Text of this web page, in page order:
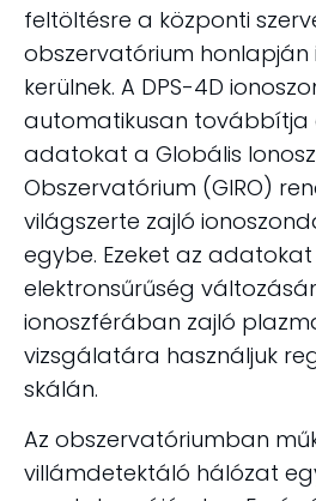
feltöltésre a központi
obszervatórium honlapján
kerülnek. A DPS-4D
automatikusan
adatokat a Globális
Obszervatórium (GIRO)
világszerte zajló
egybe. Ezeket az
elektronsűrűség
ionoszférában zajló
vizsgálatára használjuk
skálán.
Az obszervatóriumban
villámdetektáló hálózat